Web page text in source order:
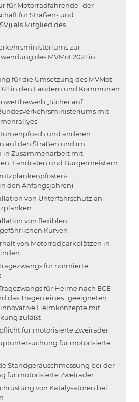
für Motorradfahrende“ der
für Straßen- und
als Mitglied des
zur
des MVMot 2021 in
für die Umsetzung des MVMot
in den Ländern und Kommunen
„Sicher auf
mit
und anderen
auf den Straßen und im
in Zusammenarbeit mit
Landräten und Bürgermeistern
den Anfangsjahren)
von Unterfahrschutz an
von flexiblen
Kurven
von Motorradparkplätzen in
für normierte
für Helme nach ECE-
das Tragen eines „geeigneten
innovative Helmkonzepte mit
zuläßt
für motorisierte Zweiräder
für motorisierte
Standgeräuschmessung bei der
für motorisierte Zweiräder
von Katalysatoren bei